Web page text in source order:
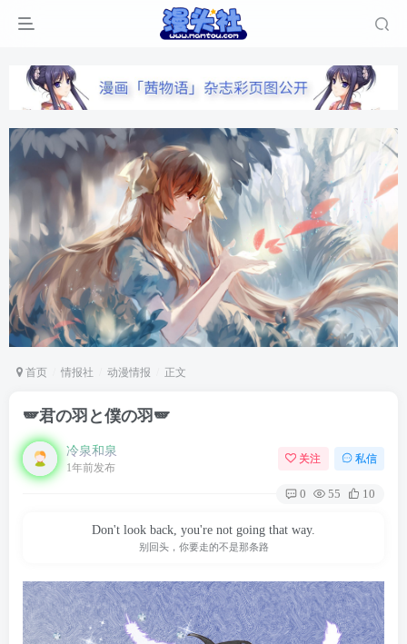
首页 情报社 动漫情报 正文
🪽君の羽と僕の羽🪽
冷泉和泉
1年前发布
关注 私信
0 55 10
Don't look back, you're not going that way.
别回头，你要走的不是那条路